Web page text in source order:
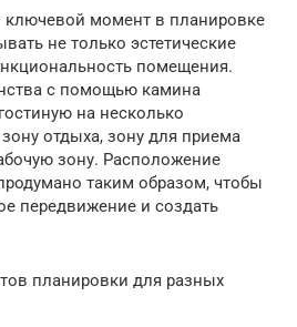
момент в планировке
не только эстетические
помещения.
с помощью камина
на несколько
отдыха, зону для приема
зону. Расположение
таким образом, чтобы
передвижение и создать
планировки для разных